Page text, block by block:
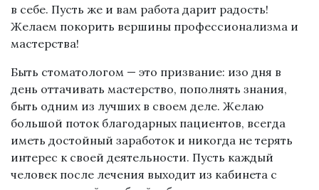
в себе. Пусть же и вам работа дарит радость!
Желаем покорить вершины профессионализма и
мастерства!
Быть стоматологом — это призвание: изо дня в
день оттачивать мастерство, пополнять знания,
быть одним из лучших в своем деле. Желаю
большой поток благодарных пациентов, всегда
иметь достойный заработок и никогда не терять
интерес к своей деятельности. Пусть каждый
человек после лечения выходит из кабинета с